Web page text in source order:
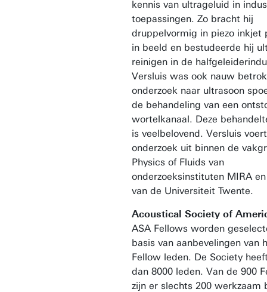
kennis van ultrageluid in
toepassingen. Zo bracht hij
druppelvormig in piezo inkjet
in beeld en bestudeerde hij
reinigen in de
Versluis was ook nauw
onderzoek naar ultrasoon
de behandeling van een
wortelkanaal. Deze
is veelbelovend. Versluis
onderzoek uit binnen de
Physics of Fluids van
onderzoeksinstituten MIRA
van de Universiteit Twente.
Acoustical Society of
ASA Fellows worden
basis van aanbevelingen van
Fellow leden. De Society
dan 8000 leden. Van de 900
zijn er slechts 200 werkzaam